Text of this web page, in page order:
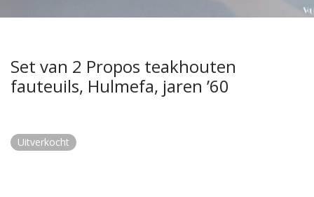
Set van 2 Propos teakhouten
fauteuils, Hulmefa, jaren ’60
Uitverkocht